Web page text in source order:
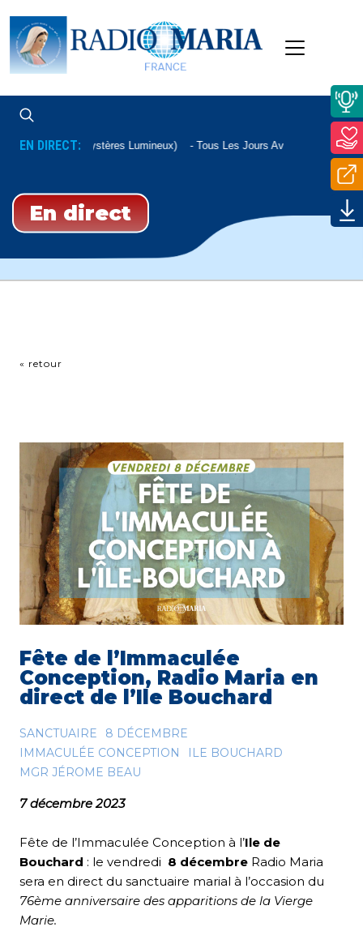
EN DIRECT:
Chapelet (Mystères Lumineux) Tous Les Jours Avec Un Auditeur
En direct
« retour
Fête de l’Immaculée
Conception, Radio Maria en
direct de l’Ile Bouchard
SANCTUAIRE
8 DÉCEMBRE
IMMACULÉE CONCEPTION
ILE BOUCHARD
MGR JÉROME BEAU
7 décembre 2023
Fête de l’Immaculée Conception à l’Ile de
Bouchard : le vendredi 8 décembre Radio Maria
sera en direct du sanctuaire marial à l’occasion du
76ème anniversaire des apparitions de la Vierge
Marie.